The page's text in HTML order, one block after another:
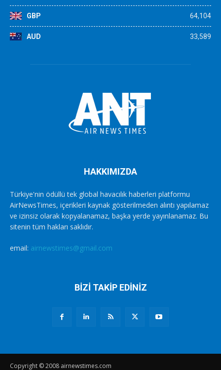
GBP 64,104
AUD 33,589
HAKKIMIZDA
Türkiye'nin ödüllü tek global havacılık haberleri platformu
AirNewsTimes, içerikleri kaynak gösterilmeden alıntı yapılamaz
ve izinsiz olarak kopyalanamaz, başka yerde yayınlanamaz. Bu
sitenin tüm hakları saklıdır.
email: airnewstimes@gmail.com
BİZİ TAKİP EDİNİZ
Copyright © 2008 airnewstimes.com